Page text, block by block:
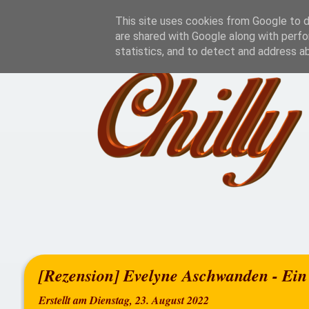
[Rezension] Evelyne Aschwanden -
Erstellt am Dienstag, 23. August 2022
Rezensionen
This site uses cookies from Google to
are shared with Google along with
statistics, and to detect and address